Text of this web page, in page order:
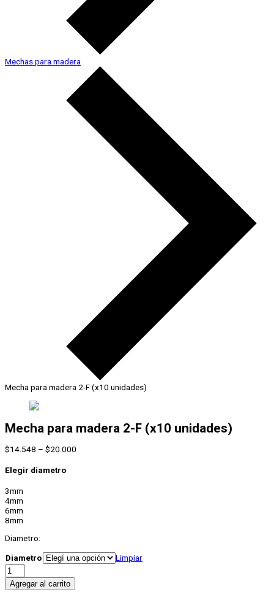
Mechas para madera
Mecha para madera 2-F (x10 unidades)
Mecha para madera 2-F (x10 unidades)
$14.548 – $20.000
Elegir diametro
3mm
4mm
6mm
8mm
Diametro:
Diametro
Limpiar
Mecha
para
madera
Agregar al carrito